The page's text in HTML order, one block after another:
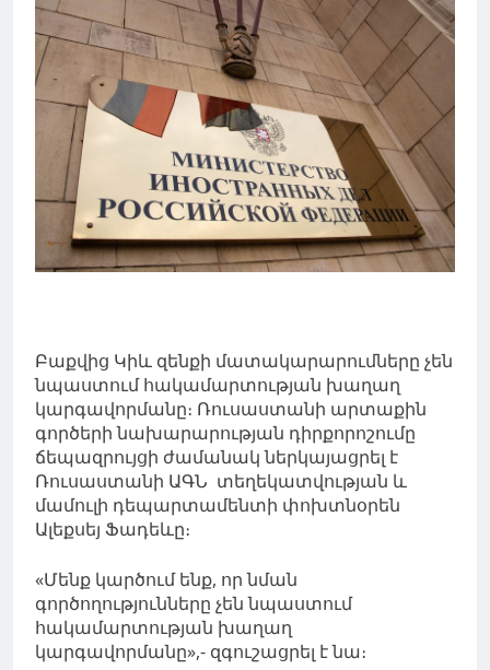
Բաքվից Կիև զենքի մատակարարումները չեն
նպաստում հակամարտության խաղաղ
կարգավորմանը։ Ռուսաստանի արտաքին
գործերի նախարարության դիրքորոշումը
ճեպազրույցի ժամանակ ներկայացրել է
Ռուսաստանի ԱԳՆ տեղեկատվության և
մամուլի դեպարտամենտի փոխտնօրեն
Ալեքսեյ Ֆադեևը։
«Մենք կարծում ենք, որ նման
գործողությունները չեն նպաստում
հակամարտության խաղաղ
կարգավորմանը»,- զգուշացրել է նա։